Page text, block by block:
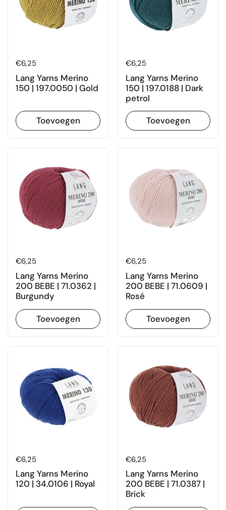
Prijs:
€6,25
Lang Yarns Merino
150 | 197.0050 | Gold
Toevoegen
Prijs:
€6,25
Lang Yarns Merino
150 | 197.0188 | Dark
petrol
Toevoegen
Prijs:
€6,25
Lang Yarns Merino
200 BEBE | 71.0362 |
Burgundy
Toevoegen
Prijs:
€6,25
Lang Yarns Merino
200 BEBE | 71.0609 |
Rosé
Toevoegen
Prijs:
€6,25
Lang Yarns Merino
120 | 34.0106 | Royal
Prijs:
€6,25
Lang Yarns Merino
200 BEBE | 71.0387 |
Brick